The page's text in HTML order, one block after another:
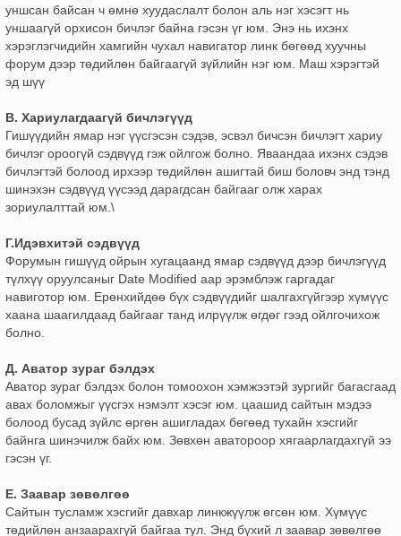
уншсан байсан ч өмнө хуудаслалт болон аль нэг хэсэгт нь
уншаагүй орхисон бичлэг байна гэсэн үг юм. Энэ нь ихэнх
хэрэглэгчидийн хамгийн чухал навигатор линк бөгөөд хуучны
форум дээр төдийлөн байгаагүй зүйлийн нэг юм. Маш хэрэгтэй
эд шүү
В. Хариулагдаагүй бичлэгүүд
Гишүүдийн ямар нэг үүсгэсэн сэдэв, эсвэл бичсэн бичлэгт хариу
бичлэг ороогүй сэдвүүд гэж ойлгож болно. Яваандаа ихэнх сэдэв
бичлэгтэй болоод ирхээр төдийлөн ашигтай биш боловч энд тэнд
шинэхэн сэдвүүд үүсээд дарагдсан байгааг олж харах
зориулалттай юм.\
Г.Идэвхитэй сэдвүүд
Форумын гишүүд ойрын хугацаанд ямар сэдвүүд дээр бичлэгүүд
түлхүү оруулсаныг Date Modified аар эрэмблэж гаргадаг
навиготор юм. Ерөнхийдөө бүх сэдвүүдийг шалгахгүйгээр хүмүүс
хаана шаагилдаад байгааг танд илрүүлж өгдөг гээд ойлгочихож
болно.
Д. Аватор зураг бэлдэх
Аватор зураг бэлдэх болон томоохон хэмжээтэй зургийг багасгаад
авах боломжыг үүсгэх нэмэлт хэсэг юм. цаашид сайтын мэдээ
болоод бусад зүйлс өргөн ашигладах бөгөөд тухайн хэсгийг
байнга шинэчилж байх юм. Зөвхөн аватороор хягаарлагдахгүй ээ
гэсэн үг.
Е. Заавар зөвөлгөө
Сайтын тусламж хэсгийг давхар линкжүүлж өгсөн юм. Хүмүүс
төдийлөн анзаарахгүй байгаа тул. Энд бүхий л заавар зөвөлгөө